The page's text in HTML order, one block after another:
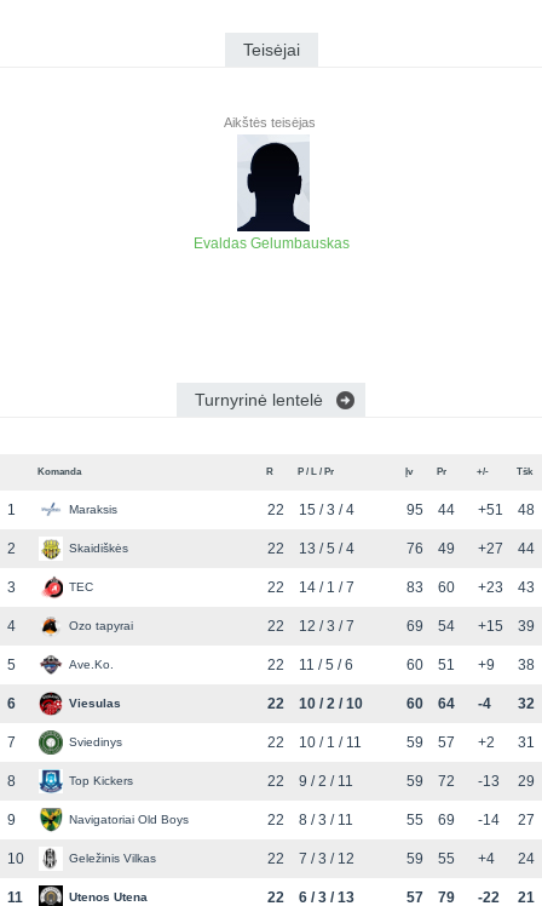
Teisėjai
Aikštės teisėjas
Evaldas Gelumbauskas
Turnyrinė lentelė
Komanda R P / L / Pr Įv Pr +/- Tšk
1 Maraksis 22 15 / 3 / 4 95 44 +51 48
2 Skaidiškės 22 13 / 5 / 4 76 49 +27 44
3 TEC 22 14 / 1 / 7 83 60 +23 43
4 Ozo tapyrai 22 12 / 3 / 7 69 54 +15 39
5 Ave.Ko. 22 11 / 5 / 6 60 51 +9 38
6 Viesulas 22 10 / 2 / 10 60 64 -4 32
7 Sviedinys 22 10 / 1 / 11 59 57 +2 31
8 Top Kickers 22 9 / 2 / 11 59 72 -13 29
9 Navigatoriai Old Boys 22 8 / 3 / 11 55 69 -14 27
10 Geležinis Vilkas 22 7 / 3 / 12 59 55 +4 24
11 Utenos Utena 22 6 / 3 / 13 57 79 -22 21